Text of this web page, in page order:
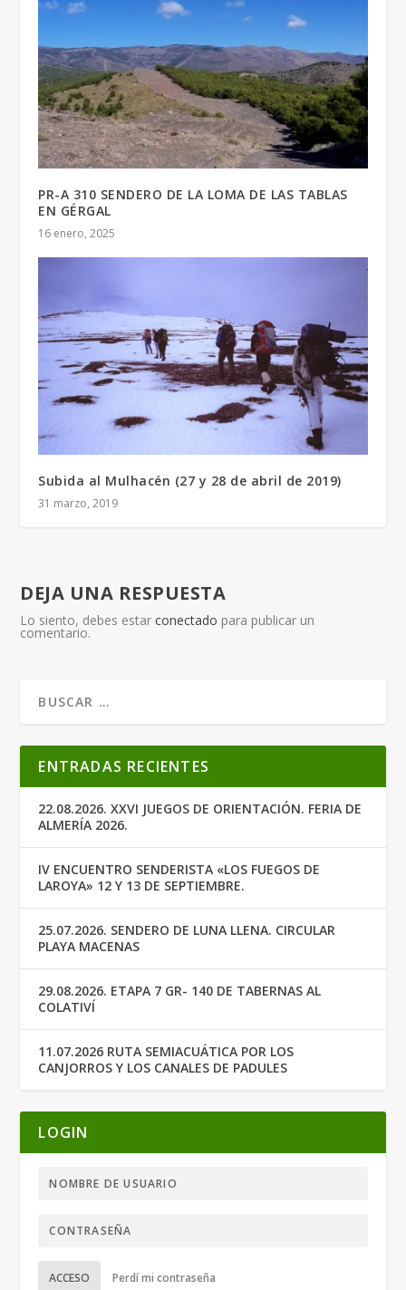
PR-A 310 SENDERO DE LA LOMA DE LAS TABLAS
EN GÉRGAL
16 enero, 2025
Subida al Mulhacén (27 y 28 de abril de 2019)
31 marzo, 2019
DEJA UNA RESPUESTA
Lo siento, debes estarconectado para publicar un
comentario.
ENTRADAS RECIENTES
22.08.2026. XXVI JUEGOS DE ORIENTACIÓN. FERIA DE
ALMERÍA 2026.
IV ENCUENTRO SENDERISTA «LOS FUEGOS DE
LAROYA» 12 Y 13 DE SEPTIEMBRE.
25.07.2026. SENDERO DE LUNA LLENA. CIRCULAR
PLAYA MACENAS
29.08.2026. ETAPA 7 GR- 140 DE TABERNAS AL
COLATIVÍ
11.07.2026 RUTA SEMIACUÁTICA POR LOS
CANJORROS Y LOS CANALES DE PADULES
LOGIN
ACCESO Perdí mi contraseña